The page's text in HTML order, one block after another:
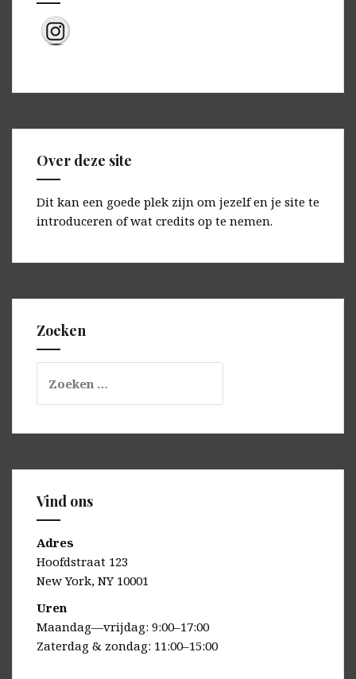
Over deze site
Dit kan een goede plek zijn om jezelf en je site te
introduceren of wat credits op te nemen.
Zoeken
naar:
Vind ons
Adres
Hoofdstraat 123
New York, NY 10001
Uren
Maandag—vrijdag: 9:00–17:00
Zaterdag & zondag: 11:00–15:00